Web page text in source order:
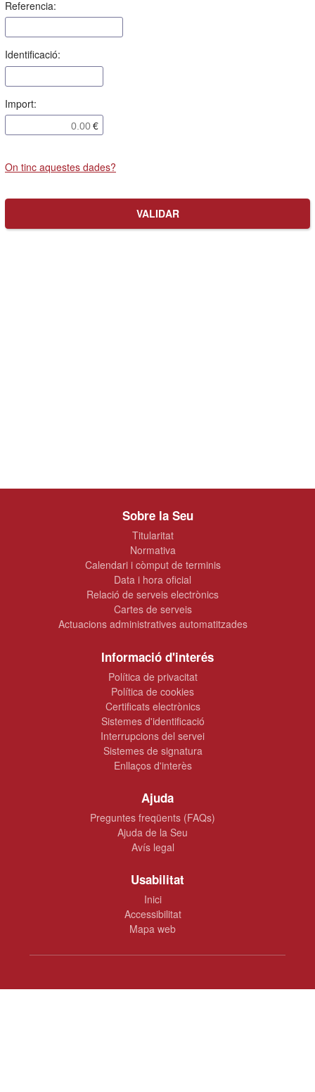
Referencia:
Identificació:
Import:
On tinc aquestes dades?
VALIDAR
Sobre la Seu
Titularitat
Normativa
Calendari i còmput de terminis
Data i hora oficial
Relació de serveis electrònics
Cartes de serveis
Actuacions administratives automatitzades
Informació d'interés
Política de privacitat
Política de cookies
Certificats electrònics
Sistemes d'identificació
Interrupcions del servei
Sistemes de signatura
Enllaços d'interès
Ajuda
Preguntes freqüents (FAQs)
Ajuda de la Seu
Avís legal
Usabilitat
Inici
Accessibilitat
Mapa web